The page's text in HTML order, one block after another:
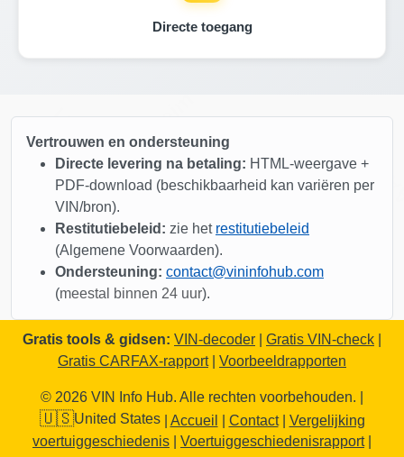
Manheim
IAAI Manheim
Manheim
Autocheck
Copart
Copart
Directe toegang
Vertrouwen en ondersteuning
Directe levering na betaling: HTML-weergave +
PDF-download (beschikbaarheid kan variëren per
VIN/bron).
Restitutiebeleid: zie het restitutiebeleid
(Algemene Voorwaarden).
Ondersteuning: contact@vininfohub.com
(meestal binnen 24 uur).
Gratis tools & gidsen: VIN-decoder Gratis VIN-check
Gratis CARFAX-rapport| Voorbeeldrapporten
© 2026 VIN Info Hub. Alle rechten voorbehouden. |
🇺🇸United States| Accueil | Contact| Vergelijking
voertuiggeschiedenis
Voertuiggeschiedenisrapport|